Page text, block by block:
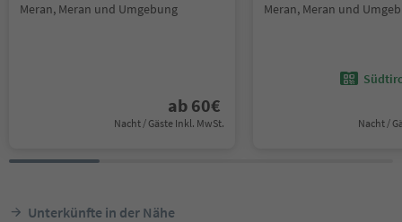
Meran, Meran und Umgebung
ab 60€
Nacht / Gäste Inkl. MwSt.
Meran, Meran und
Nacht /
Unterkünfte in der Nähe